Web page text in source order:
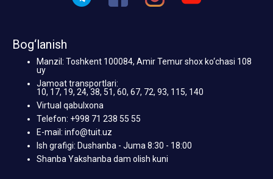
Bog‘lanish
Manzil: Toshkent 100084, Amir Temur shox ko‘chasi 108
uy
Jamoat transportlari:
10, 17, 19, 24, 38, 51, 60, 67, 72, 93, 115, 140
Virtual qabulxona
Telefon: +998 71 238 55 55
E-mail: info@tuit.uz
Ish grafigi: Dushanba - Juma 8:30 - 18:00
Shanba Yakshanba dam olish kuni